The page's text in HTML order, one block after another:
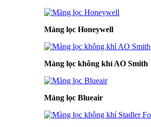
Màng lọc Honeywell
Màng lọc không khí AO Smith
Màng lọc Blueair